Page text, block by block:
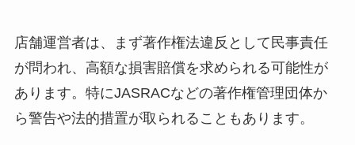
店舗運営者は、まず著作権法違反として民事責任
が問われ、高額な損害賠償を求められる可能性が
あります。特にJASRACなどの著作権管理団体か
ら警告や法的措置が取られることもあります。